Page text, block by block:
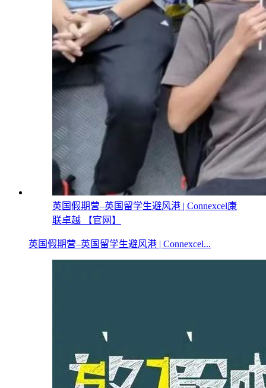
英国假期营–英国留学生避风港 | Connexcel康
联卓越 【官网】
英国假期营–英国留学生避风港 | Connexcel...